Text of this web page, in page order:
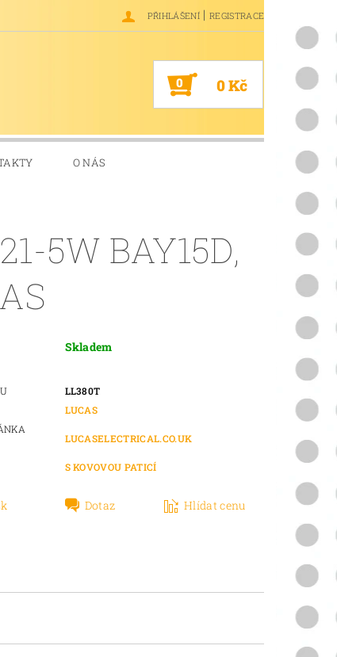
PŘIHLÁŠENÍ | REGISTRACE
0 0 Kč
O NÁS
5W BAY15D,
Skladem
LL380T
LUCAS
LUCASELECTRICAL.CO.UK
S KOVOVOU PATICÍ
Dotaz Hlídat cenu